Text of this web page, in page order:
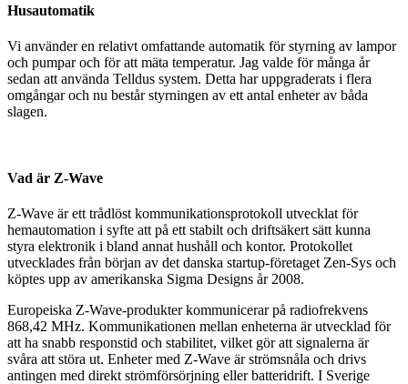
Husautomatik
Vi använder en relativt omfattande automatik för styrning av lampor
och pumpar och för att mäta temperatur. Jag valde för många år
sedan att använda Telldus system. Detta har uppgraderats i flera
omgångar och nu består styrningen av ett antal enheter av båda
slagen.
Vad är Z-Wave
Z-Wave är ett trådlöst kommunikationsprotokoll utvecklat för
hemautomation i syfte att på ett stabilt och driftsäkert sätt kunna
styra elektronik i bland annat hushåll och kontor. Protokollet
utvecklades från början av det danska startup-företaget Zen-Sys och
köptes upp av amerikanska Sigma Designs år 2008.
Europeiska Z-Wave-produkter kommunicerar på radiofrekvens
868,42 MHz. Kommunikationen mellan enheterna är utvecklad för
att ha snabb responstid och stabilitet, vilket gör att signalerna är
svåra att störa ut. Enheter med Z-Wave är strömsnåla och drivs
antingen med direkt strömförsörjning eller batteridrift. I Sverige